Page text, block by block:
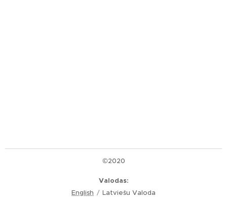
©2020
Valodas
English
Latviešu Valoda